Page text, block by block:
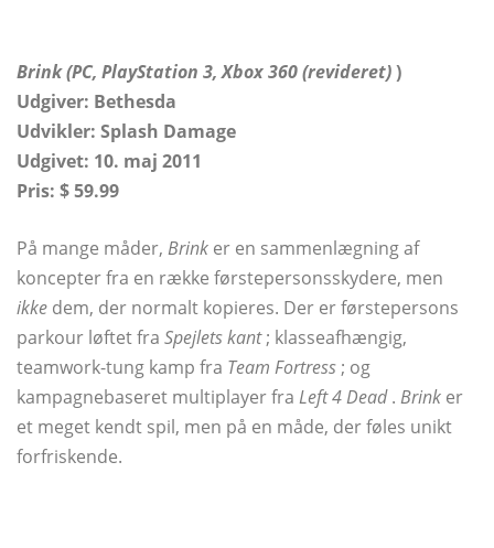
Brink (PC, PlayStation 3, Xbox 360 (revideret))
Udgiver: Bethesda
Udvikler: Splash Damage
Udgivet: 10. maj 2011
Pris: $ 59.99
På mange måder, Brink er en sammenlægning af
koncepter fra en række førstepersonsskydere, men
ikke dem, der normalt kopieres. Der er førstepersons
parkour løftet fra Spejlets kant; klasseafhængig,
teamwork-tung kamp fra Team Fortress ; og
kampagnebaseret multiplayer fra Left 4 Dead. Brink er
et meget kendt spil, men på en måde, der føles unikt
forfriskende.